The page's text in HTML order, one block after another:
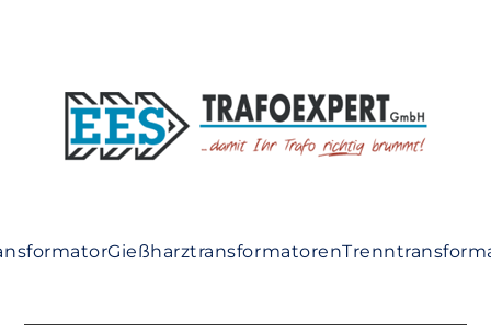
Gießharztransformatoren